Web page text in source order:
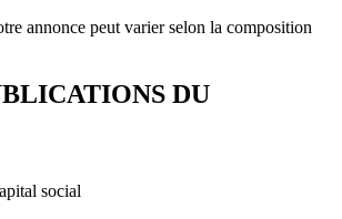
annonce peut varier selon la composition
DU
social